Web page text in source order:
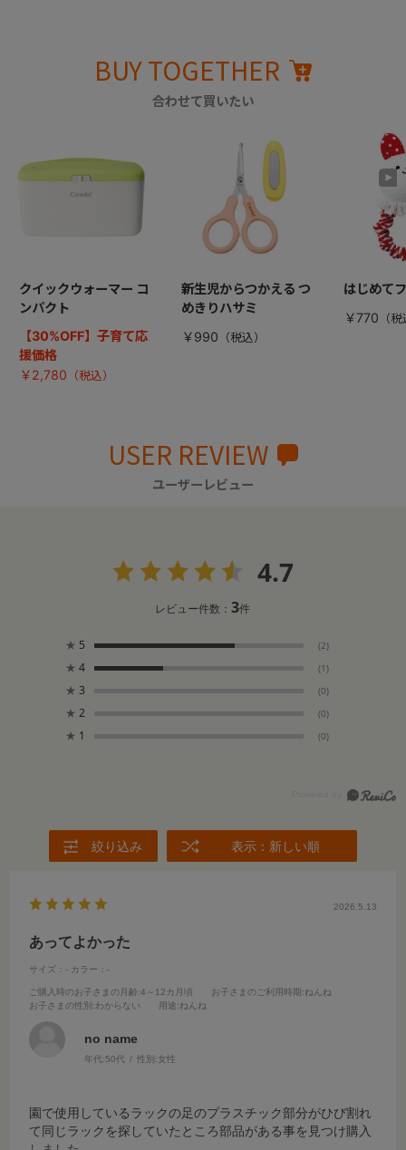
BUY TOGETHER
合わせて買いたい
クイックウォーマー コ
ンパクト
【30%OFF】子育て応
援価格
￥2,780
新生児からつかえる つ
めきりハサミ
￥990
はじめて
￥770
USER REVIEW
ユーザーレビュー
4.7
レビュー件数：3件
★ 5 (2)
★ 4 (1)
★ 3 (0)
★ 2 (0)
★ 1 (0)
絞り込み 表示：新しい順
2026.5.13
あってよかった
サイズ：- カラー：-
ご購入時のお子さまの月齢:4～12カ月頃 お子さまのご利用時期 :ねんね
お子さまの性別 :わからない 用途:ねんね
no name
年代:50代 性別:女性
園で使用しているラックの足のプラスチック部分がひび割れ
て同じラックを探していたところ部品がある事を見つけ購入